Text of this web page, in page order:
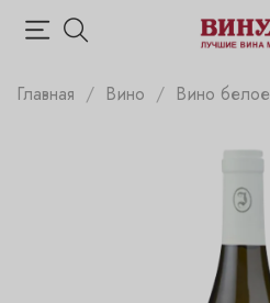
Главная Вино Вино белое